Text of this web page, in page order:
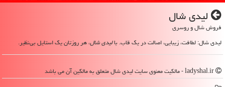
لیدی شال
فروش شال و روسری
لیدی شال: لطافت، زیبایی، اصالت در یک قاب. بالیدی شال، هر روزتان یک استایل بی‌نظیر.